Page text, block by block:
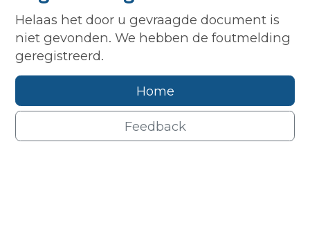
Helaas het door u gevraagde document is
niet gevonden. We hebben de foutmelding
geregistreerd.
Home
Feedback